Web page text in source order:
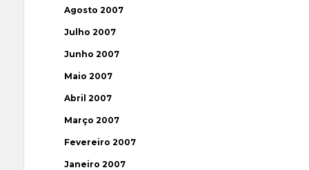
Agosto 2007
Julho 2007
Junho 2007
Maio 2007
Abril 2007
Março 2007
Fevereiro 2007
Janeiro 2007